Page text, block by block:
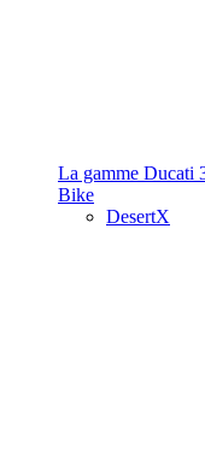
La gamme Ducati
Bike
DesertX